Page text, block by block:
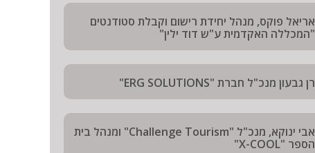
אריאל פוקס, מנהל יחידת רישום וקבלת סטודנטים
"המכללה האקדמית ע"ש דוד ילין"
רן גבעון מנכ"ל חברת "ERG SOLUTIONS"
אבי ינוקא, מנכ"ל "Challenge Tourism" ומנהל בית
הספר "X-COOL"